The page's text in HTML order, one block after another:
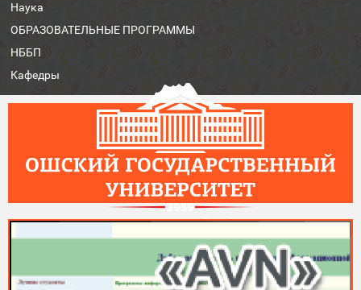
Наука
ОБРАЗОВАТЕЛЬНЫЕ ПРОГРАММЫ
НББП
Кафедры